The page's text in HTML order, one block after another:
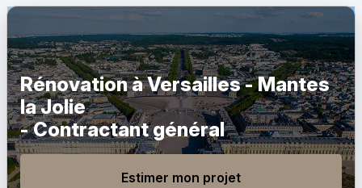
Rénovation à Versailles - Mantes
la Jolie
- Contractant général
Estimer mon projet